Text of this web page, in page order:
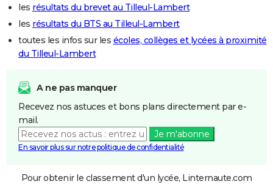
les résultats du brevet au Tilleul-Lambert
les résultats du BTS au Tilleul-Lambert
toutes les infos sur les écoles, collèges et lycées à proximité
du Tilleul-Lambert
A ne pas manquer
Recevez nos astuces et bons plans directement par e-
mail.
Je m'abonne
En savoir plus sur notre politique de confidentialité
Pour obtenir le classement d'un lycée, Linternaute.com